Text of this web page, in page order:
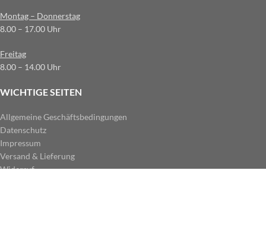
Montag – Donnerstag
8.00 – 17.00 Uhr
Freitag
8.00 – 14.00 Uhr
WICHTIGE SEITEN
Allgemeine Geschäftsbedingungen
Datenschutz
Impressum
Versand & Lieferung
Widerruf